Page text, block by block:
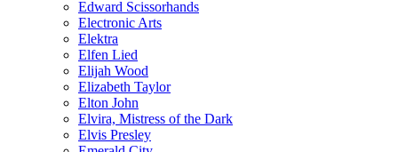
Edward Scissorhands
Electronic Arts
Elektra
Elfen Lied
Elijah Wood
Elizabeth Taylor
Elton John
Elvira, Mistress of the Dark
Elvis Presley